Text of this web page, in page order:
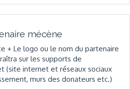
mécène
+ Le logo ou le nom du partenaire
sur les supports de
(site internet et réseaux sociaux
murs des donateurs etc.)